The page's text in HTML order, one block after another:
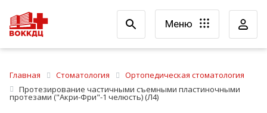
Меню
Главная Стоматология
Ортопедическая стоматология
Протезирование частичными съемными пластиночными
протезами ("Акри-Фри"-1 челюсть) (Л4)